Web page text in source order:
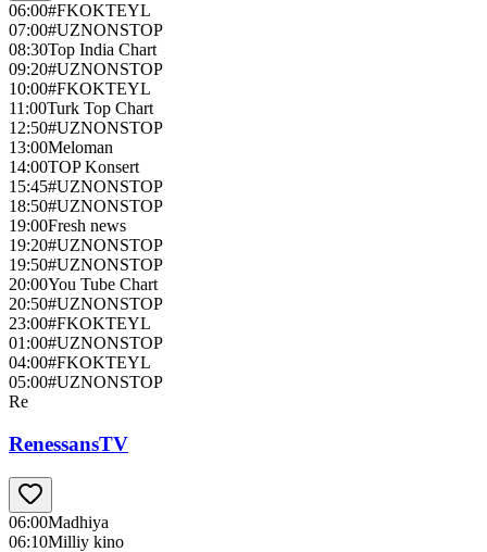
06:00#FKOKTEYL
07:00#UZNONSTOP
08:30Top India Chart
09:20#UZNONSTOP
10:00#FKOKTEYL
11:00Turk Top Chart
12:50#UZNONSTOP
13:00Meloman
14:00TOP Konsert
15:45#UZNONSTOP
18:50#UZNONSTOP
19:00Fresh news
19:20#UZNONSTOP
19:50#UZNONSTOP
20:00You Tube Chart
20:50#UZNONSTOP
23:00#FKOKTEYL
01:00#UZNONSTOP
04:00#FKOKTEYL
05:00#UZNONSTOP
Re
RenessansTV
06:00Madhiya
06:10Milliy kino